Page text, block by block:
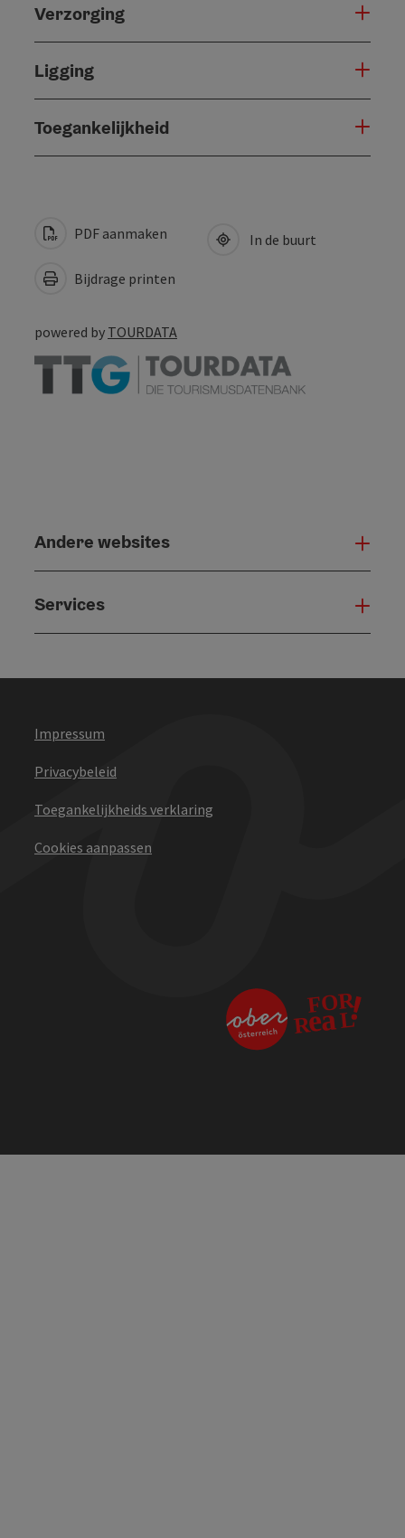
Verzorging
Ligging
Toegankelijkheid
PDF aanmaken
Bijdrage printen
In de buurt
powered by TOURDATA
Andere websites
Services
Impressum
Privacybeleid
Toegankelijkheids verklaring
Cookies aanpassen